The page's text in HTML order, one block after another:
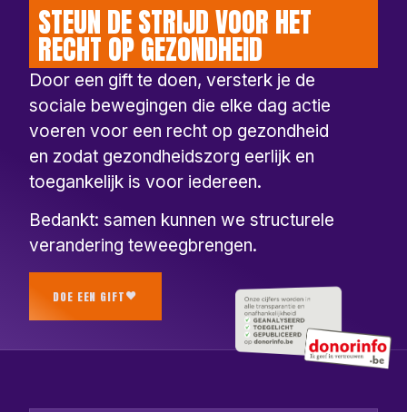
STEUN DE STRIJD VOOR HET
RECHT OP GEZONDHEID
Door een gift te doen, versterk je de
sociale bewegingen die elke dag actie
voeren voor een recht op gezondheid
en zodat gezondheidszorg eerlijk en
toegankelijk is voor iedereen.
Bedankt: samen kunnen we structurele
verandering teweegbrengen.
DOE EEN GIFT